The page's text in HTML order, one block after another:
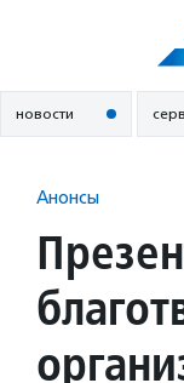
новости
Анонсы